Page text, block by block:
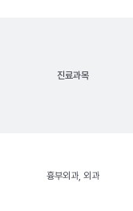
진료과목
흉부외과, 외과